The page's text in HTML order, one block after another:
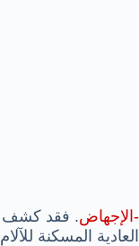
-الإجهاض. فقد كشف
العادية المسكنة